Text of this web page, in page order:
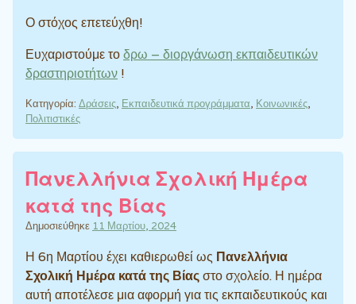
Ο στόχος επετεύχθη!
Ευχαριστούμε τοδρω – διοργάνωση εκπαιδευτικών
δραστηριοτήτων !
Κατηγορία: Δράσεις, Εκπαιδευτικά προγράμματα, Κοινωνικές,
Πολιτιστικές
Πανελλήνια Σχολική Ημέρα
κατά της Βίας
Δημοσιεύθηκε 11 Μαρτίου, 2024
Η 6η Μαρτίου έχει καθιερωθεί ως Πανελλήνια
Σχολική Ημέρα κατά της Βίαςστο σχολείο. Η ημέρα
αυτή αποτέλεσε μια αφορμή για τις εκπαιδευτικούς και